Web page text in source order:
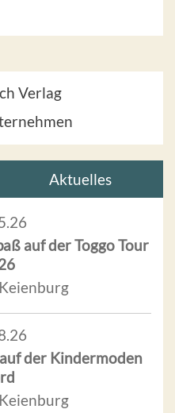
Verlag
Aktuelles
auf der Toggo Tour
der Kindermoden